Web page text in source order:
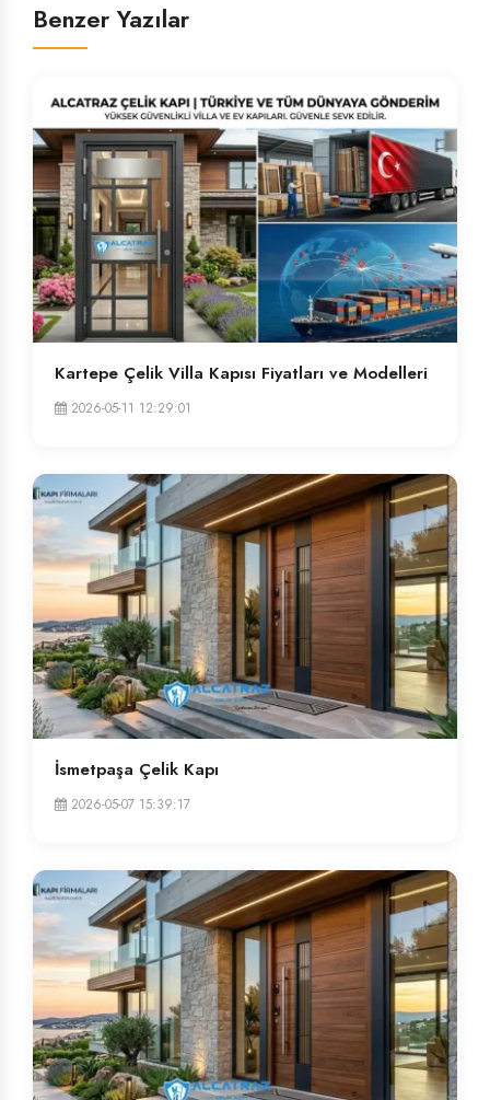
Benzer Yazılar
Kartepe Çelik Villa Kapısı Fiyatları ve Modelleri
2026-05-11 12:29:01
İsmetpaşa Çelik Kapı
2026-05-07 15:39:17